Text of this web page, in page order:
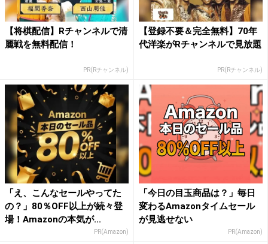
【将棋配信】Rチャンネルで清
麗戦を無料配信！
PR(Rチャンネル)
【登録不要＆完全無料】70年
代洋楽がRチャンネルで見放題
PR(Rチャンネル)
「え、こんなセールやってた
の？」80％OFF以上が続々登
場！Amazonの本気が...
PR(Amazon)
「今日の目玉商品は？」毎日
変わるAmazonタイムセール
が見逃せない
PR(Amazon)